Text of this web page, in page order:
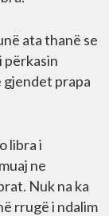
ata thanë se
përkasin
gjendet prapa
libra i
ne
Nuk na ka
rrugë i ndalim